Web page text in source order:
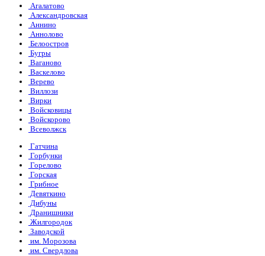
Агалатово
Александровская
Аннино
Аннолово
Белоостров
Бугры
Ваганово
Васкелово
Верево
Виллози
Вирки
Войсковицы
Войскорово
Всеволжск
Гатчина
Горбунки
Горелово
Горская
Грибное
Девяткино
Дибуны
Дранишники
Жилгородок
Заводской
им. Морозова
им. Свердлова